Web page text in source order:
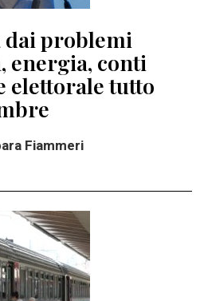
dai problemi
energia, conti
elettorale tutto
Fiammeri